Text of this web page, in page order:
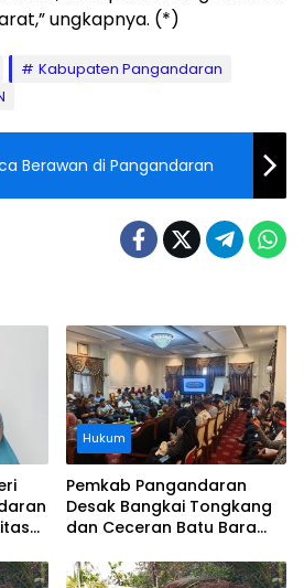
ungkapnya. (*)
Kabupaten Pangandaran
Berawan di Pangandaran
Hukum
Pemkab Pangandaran
Desak Bangkai Tongkang
dan Ceceran Batu Bara
Buruknya Koordinasi